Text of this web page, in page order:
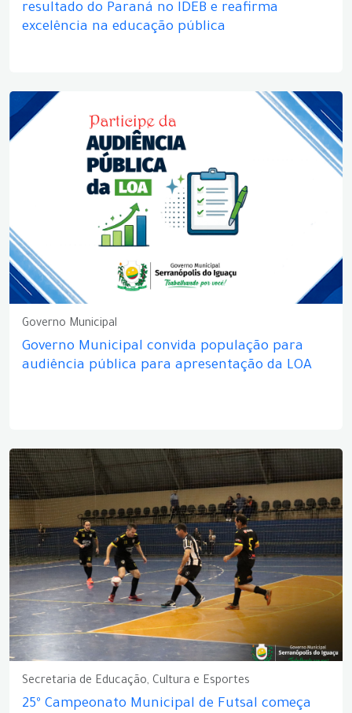
resultado do Paraná no IDEB e reafirma
excelência na educação pública
Governo Municipal
Governo Municipal convida população para
audiência pública para apresentação da LOA
Secretaria de Educação, Cultura e Esportes
25º Campeonato Municipal de Futsal começa